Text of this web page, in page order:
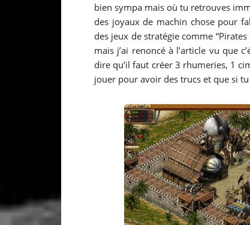
bien sympa mais où tu retrouves
des joyaux de machin chose pour
des jeux de stratégie comme
mais j’ai renoncé à l’article vu que
dire qu’il faut créer 3 rhumeries, 1
jouer pour avoir des trucs et que si